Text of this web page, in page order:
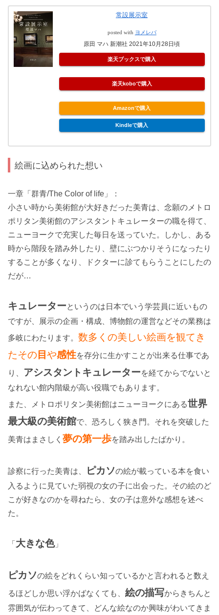
常設展示室
posted with ヨメレバ
原田 マハ 新潮社 2021年10月28日頃
楽天ブックスで購入
楽天koboで購入
Amazonで購入
Kindleで購入
絵画に込められた想い
一章「群青/The Color of life」：
小さい時から美術館が大好きだった美青は、念願のメトロ
ポリタン美術館のアシスタントキュレーターの職を得て、
ニューヨークで充実した毎日を送っていた。しかし、ある
時から階段を踏み外したり、壁にぶつかりそうになったり
することが多くなり、ドクターに診てもらうことにしたの
だが…
キュレーターというのは日本でいう学芸員に近いもの
ですが、展示の企画・構成、博物館の運営などその業務は
多岐にわたります。 数多くの美しい絵画を観てき
たその 目 や感性を存分に生かすことが出来る仕事であ
り、 アシスタントキュレーターを経てからでないと
なれない館内階級が高い役職でもあります。
また、メトロポリタン美術館はニューヨークにある世界
最大級の美術館で、恐ろしく狭き門。それを突破した
美青はまさしく 夢の第一歩を踏み出したばかり。
診察に行った美青は、 ピカソの絵が載っている本を食い
入るように見ていた弱視の女の子に出会った。その絵のど
こが好きなのかを尋ねたら、女の子は意外な感想を述べ
た。
「 大きな色」
ピカソの絵をどれくらい知っているかと言われると数え
るほどしか思い浮かばなくても、 絵の描写からきちんと
雰囲気が伝わってきて、どんな絵なのか興味がわいてきま